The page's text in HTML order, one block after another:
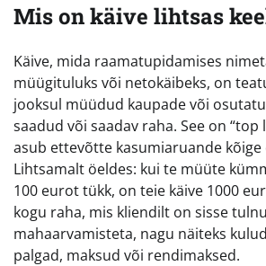
Mis on käive lihtsas
Käive, mida raamatupidamises
müügituluks või netokäibeks, on
jooksul müüdud kaupade või
saadud või saadav raha. See on “top
asub ettevõtte kasumiaruande kõige
Lihtsamalt öeldes: kui te müüte
100 eurot tükk, on teie käive 1000
kogu raha, mis kliendilt on sisse
mahaarvamisteta, nagu näiteks
palgad, maksud või rendimaksed.